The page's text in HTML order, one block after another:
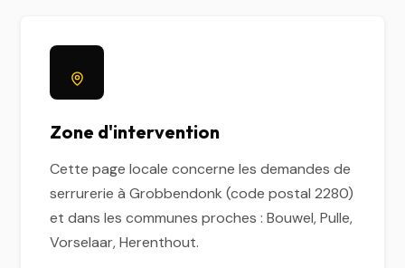
Zone d'intervention
Cette page locale concerne les demandes de
serrurerie à Grobbendonk (code postal 2280)
et dans les communes proches : Bouwel, Pulle,
Vorselaar, Herenthout.